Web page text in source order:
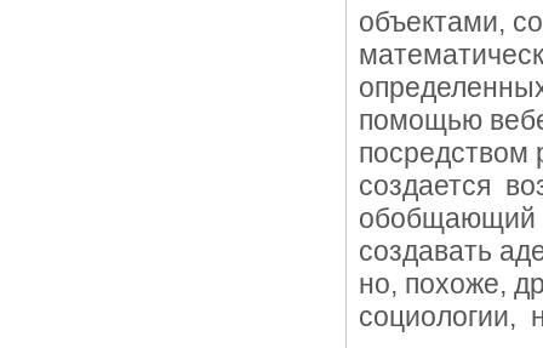
объектами,
помощью
посредством
создается
обобщающий
создавать
но, похоже,
социологии,